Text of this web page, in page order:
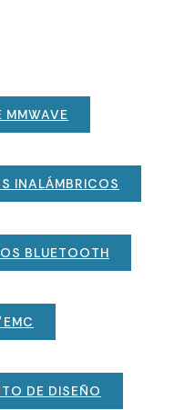
MMWAVE
INALÁMBRICOS
BLUETOOTH
DE DISEÑO